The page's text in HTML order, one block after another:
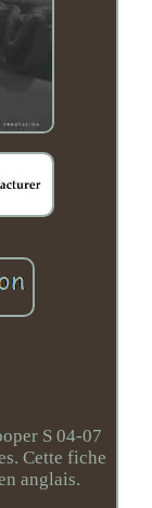
S 04-07
Cette fiche
anglais.